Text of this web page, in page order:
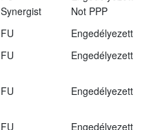
Synergist
Not PPP
FU
Engedélyezett
FU
Engedélyezett
FU Engedélyezett
FU
Engedélyezett